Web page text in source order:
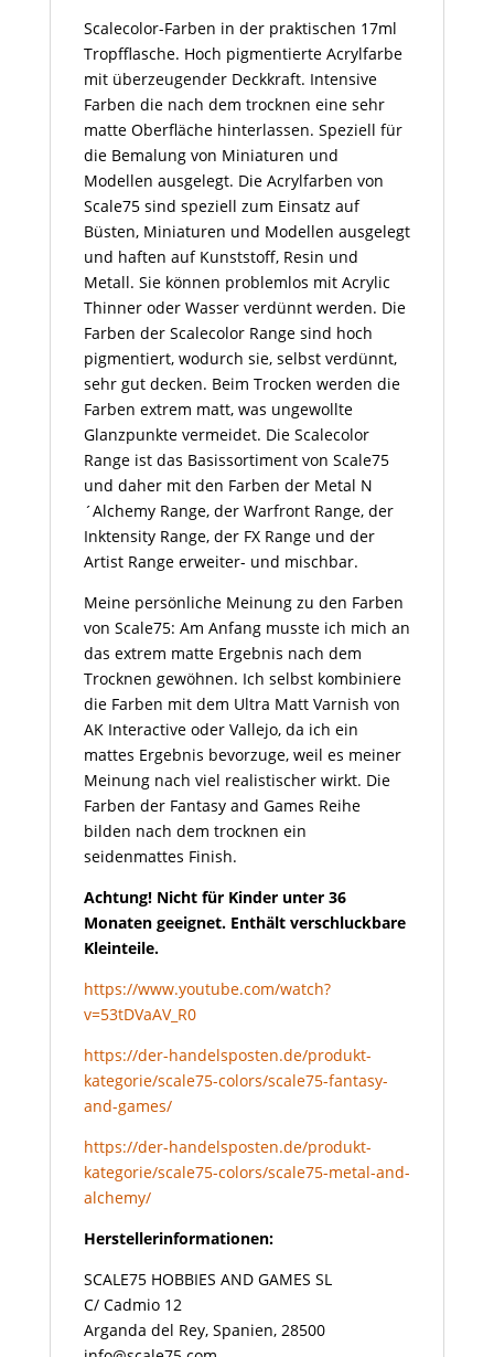
Scalecolor-Farben in der praktischen 17ml
Tropfflasche. Hoch pigmentierte Acrylfarbe
mit überzeugender Deckkraft. Intensive
Farben die nach dem trocknen eine sehr
matte Oberfläche hinterlassen. Speziell für
die Bemalung von Miniaturen und
Modellen ausgelegt. Die Acrylfarben von
Scale75 sind speziell zum Einsatz auf
Büsten, Miniaturen und Modellen ausgelegt
und haften auf Kunststoff, Resin und
Metall. Sie können problemlos mit Acrylic
Thinner oder Wasser verdünnt werden. Die
Farben der Scalecolor Range sind hoch
pigmentiert, wodurch sie, selbst verdünnt,
sehr gut decken. Beim Trocken werden die
Farben extrem matt, was ungewollte
Glanzpunkte vermeidet. Die Scalecolor
Range ist das Basissortiment von Scale75
und daher mit den Farben der Metal N
´Alchemy Range, der Warfront Range, der
Inktensity Range, der FX Range und der
Artist Range erweiter- und mischbar.
Meine persönliche Meinung zu den Farben
von Scale75: Am Anfang musste ich mich an
das extrem matte Ergebnis nach dem
Trocknen gewöhnen. Ich selbst kombiniere
die Farben mit dem Ultra Matt Varnish von
AK Interactive oder Vallejo, da ich ein
mattes Ergebnis bevorzuge, weil es meiner
Meinung nach viel realistischer wirkt. Die
Farben der Fantasy and Games Reihe
bilden nach dem trocknen ein
seidenmattes Finish.
Achtung! Nicht für Kinder unter 36
Monaten geeignet. Enthält verschluckbare
Kleinteile.
https://www.youtube.com/watch?
v=53tDVaAV_R0
https://der-handelsposten.de/produkt-
kategorie/scale75-colors/scale75-fantasy-
and-games/
https://der-handelsposten.de/produkt-
kategorie/scale75-colors/scale75-metal-and-
alchemy/
Herstellerinformationen:
SCALE75 HOBBIES AND GAMES SL
C/ Cadmio 12
Arganda del Rey, Spanien, 28500